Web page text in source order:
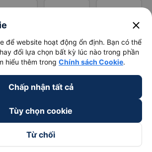
close
để website hoạt động ổn định. Bạn có thể
đổi lựa chọn bất kỳ lúc nào trong phần
hiểu thêm trong Chính sách Cookie.
Chấp nhận tất cả
Tùy chọn cookie
Từ chối